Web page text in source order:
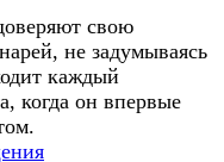
свою
не задумываясь
каждый
когда он впервые